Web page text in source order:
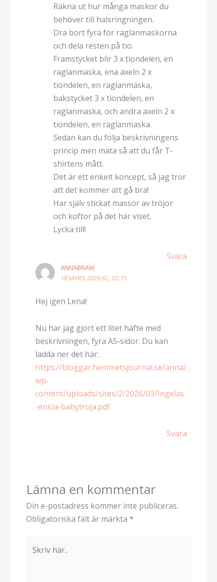
Räkna ut hur många maskor du
behöver till halsringningen.
Dra bort fyra för raglanmaskorna
och dela resten på tio.
Framstycket blir 3 x tiondelen, en
raglanmaska, ena axeln 2 x
tiondelen, en raglanmaska,
bakstycket 3 x tiondelen, en
raglanmaska, och andra axeln 2 x
tiondelen, en raglanmaska.
Sedan kan du följa beskrivningens
princip men mäta så att du får T-
shirtens mått.
Det är ett enkelt koncept, så jag tror
att det kommer att gå bra!
Har själv stickat massor av tröjor
och koftor på det här viset.
Lycka till!
Svara
ANNABRAW
18 MARS 2026 KL. 22:15
Hej igen Lena!
Nu har jag gjort ett litet häfte med
beskrivningen, fyra A5-sidor. Du kan
ladda ner det här:
https://bloggar.hemmetsjournal.se/anna/
wp-
content/uploads/sites/2/2026/03/Ingelas
-enkla-babytroja.pdf
Svara
Lämna en kommentar
Din e-postadress kommer inte publiceras.
Obligatoriska fält är märkta *
här..